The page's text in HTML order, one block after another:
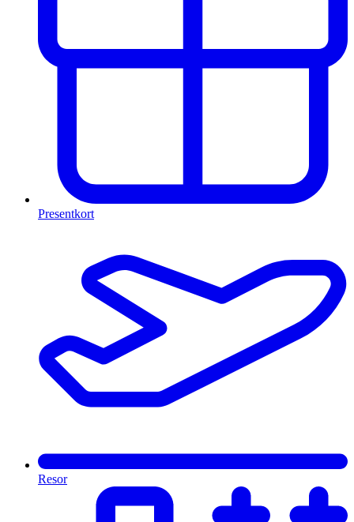
Presentkort
Resor